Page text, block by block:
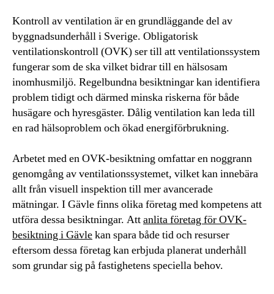
Kontroll av ventilation är en grundläggande del av
byggnadsunderhåll i Sverige. Obligatorisk
ventilationskontroll (OVK) ser till att ventilationssystem
fungerar som de ska vilket bidrar till en hälsosam
inomhusmiljö. Regelbundna besiktningar kan identifiera
problem tidigt och därmed minska riskerna för både
husägare och hyresgäster. Dålig ventilation kan leda till
en rad hälsoproblem och ökad energiförbrukning.
Arbetet med en OVK-besiktning omfattar en noggrann
genomgång av ventilationssystemet, vilket kan innebära
allt från visuell inspektion till mer avancerade
mätningar. I Gävle finns olika företag med kompetens att
utföra dessa besiktningar. Attanlita företag för OVK-
besiktning i Gävlekan spara både tid och resurser
eftersom dessa företag kan erbjuda planerat underhåll
som grundar sig på fastighetens speciella behov.